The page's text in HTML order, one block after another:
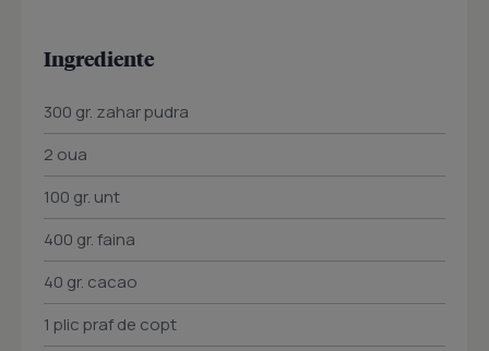
Ingrediente
300 gr. zahar pudra
2 oua
100 gr. unt
400 gr. faina
40 gr. cacao
1 plic praf de copt